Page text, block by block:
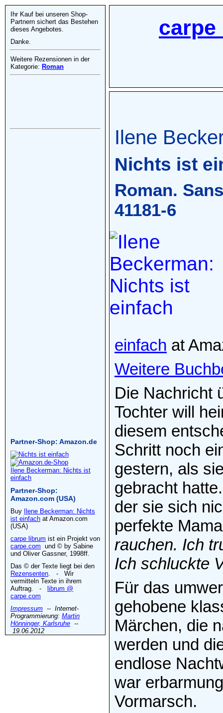
Ilene
Nichts ist
Roman.
41181-6
einfach at
Weitere
Die Nachricht
Tochter will
diesem
Schritt noch
gestern, als
gebracht
der sie sich
perfekte
rauchen. Ich
Ich schluckte
Für das
gehobene
Märchen, die
werden und
endlose
war
Vormarsch.
Ihr Kauf bei unseren Shop-
Partnern sichert das Bestehen
dieses Angebotes.
Danke.
Weitere Rezensionen in der
Kategorie: Roman
Partner-Shop: Amazon.de
Ilene Beckerman: Nichts ist
einfach
Partner-Shop:
Amazon.com (USA)
Buy
Ilene Beckerman: Nichts
ist einfach at Amazon.com
(USA)
carpe librum ist ein Projekt von
carpe.com und © by Sabine
und Oliver Gassner, 1998ff.
Das © der Texte liegt bei den
Rezensenten. - Wir
vermitteln Texte in ihrem
Auftrag. -
librum @
carpe.com
Impressum -- Internet-
Programmierung: Martin
Hönninger, Karlsruhe --
19.06.2012